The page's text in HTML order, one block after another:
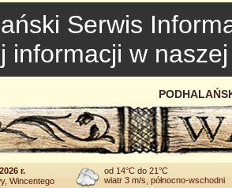
Serwis
informacji w
r.
Wincentego
od 14°C do 21°C
wiatr 3 m/s, północno-wschodni